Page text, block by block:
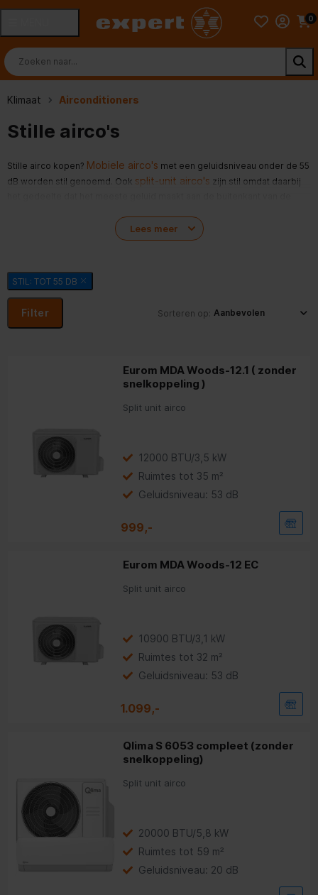
0
Klimaat Airconditioners
Stille airco's
Stille airco kopen? Mobiele airco's met een geluidsniveau onder de 55
dB worden stil genoemd. Ook split-unit airco's zijn stil omdat daarbij
maar wel een stuk stiller dan een luidere airco. 3 dB verschil betekent
namelijk al de helft minder geluid! Dus hoe minder dB hoe beter. Bekijk
voor advies over stille airconditioners. Wil je meer weten? Lees dan
onze adviespagina '
Lees meer
STIL: TOT 55 DB
Filter Sorteren op:
Eurom MDA Woods-12.1 ( zonder
snelkoppeling )
Split unit airco
12000 BTU/3,5 kW
Ruimtes tot 35 m²
Geluidsniveau: 53 dB
999,-
Eurom MDA Woods-12 EC
Split unit airco
10900 BTU/3,1 kW
Ruimtes tot 32 m²
Geluidsniveau: 53 dB
1.099,-
Qlima S 6053 compleet (zonder
snelkoppeling)
Split unit airco
20000 BTU/5,8 kW
Ruimtes tot 59 m²
Geluidsniveau: 20 dB